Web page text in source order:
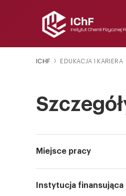
ICHF EDUKACJA I KARIERA
Miejsce pracy
Instytucja finansująca